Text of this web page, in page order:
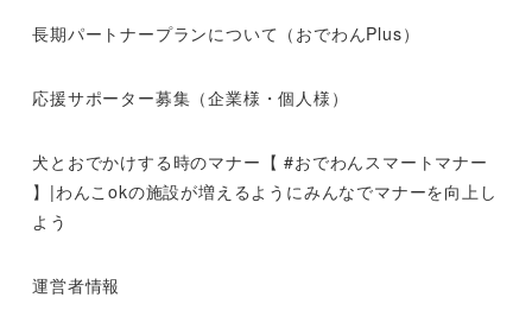
長期パートナープランについて（おでわんPlus）
応援サポーター募集（企業様・個人様）
犬とおでかけする時のマナー【 #おでわんスマートマナー
】|わんこokの施設が増えるようにみんなでマナーを向上し
よう
運営者情報